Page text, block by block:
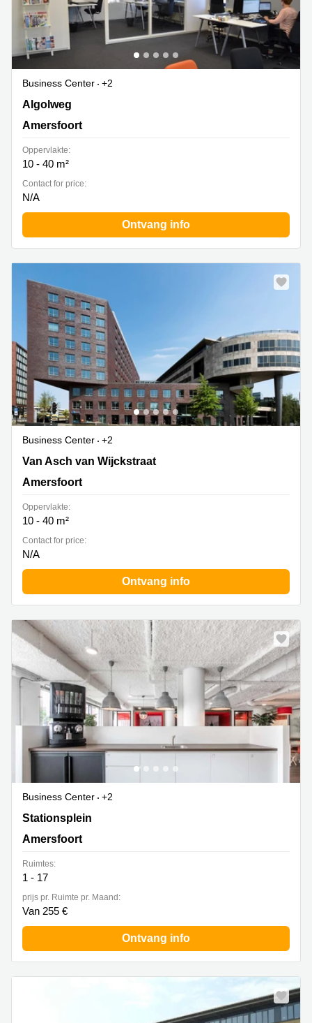
Business Center
+2
Algolweg 9, Amersfoort
Algolweg
Amersfoort
Oppervlakte:
10 - 40 m²
Contact for price:
N/A
Ontvang info
Business Center
+2
Van Asch van Wijckstraat 55, Amersfoort
Van Asch van Wijckstraat
Amersfoort
Oppervlakte:
10 - 40 m²
Contact for price:
N/A
Ontvang info
Business Center
+2
Stationsplein 13A,Ingang 'De Conducteur'/ Receptie op
-2, Amersfoort
Stationsplein
Amersfoort
Ruimtes:
1 - 17
prijs pr. Ruimte pr. Maand:
Van 255 €
Ontvang info